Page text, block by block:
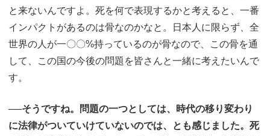
と来ないんですよ。死を何で表現するかと考えると、一番
インパクトがあるのは骨なのかなと。日本人に限らず、全
世界の人が一〇〇%持っているのが骨なので、この骨を通
して、この国の今後の問題を皆さんと一緒に考えたいんで
す。
──そうですね。問題の一つとしては、時代の移り変わり
に法律がついていけていないのでは、とも感じました。死